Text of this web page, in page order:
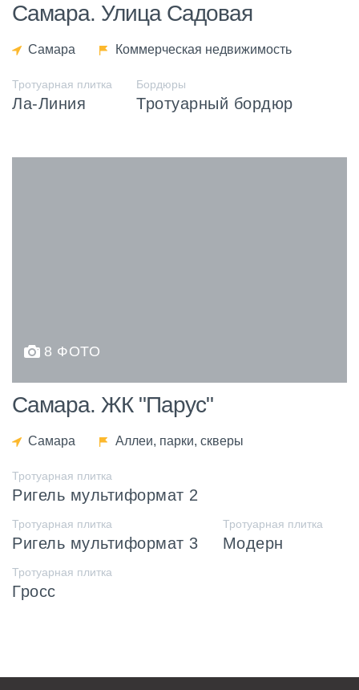
Самара. Улица Садовая
Самара Коммерческая недвижимость
Тротуарная плитка
Ла-Линия
Бордюры
Тротуарный бордюр
8 ФОТО
Самара. ЖК "Парус"
Самара Аллеи, парки, скверы
Тротуарная плитка
Ригель мультиформат 2
Тротуарная плитка
Ригель мультиформат 3
Тротуарная плитка
Модерн
Тротуарная плитка
Гросс